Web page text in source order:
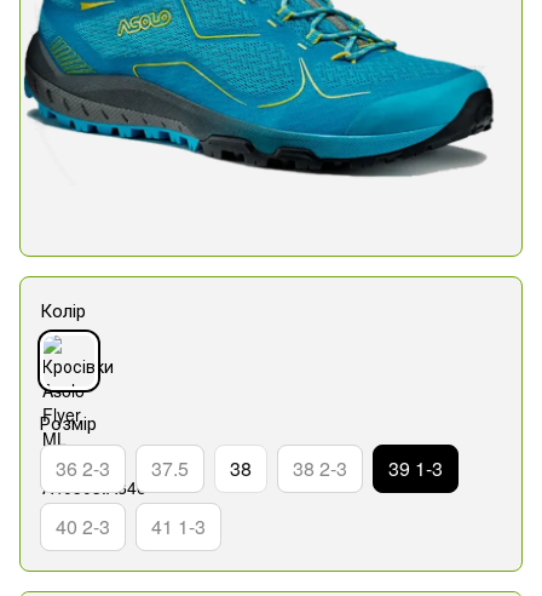
Колір
Розмір
36 2-3 37.5 38 38 2-3 39 1-3
40 2-3 41 1-3